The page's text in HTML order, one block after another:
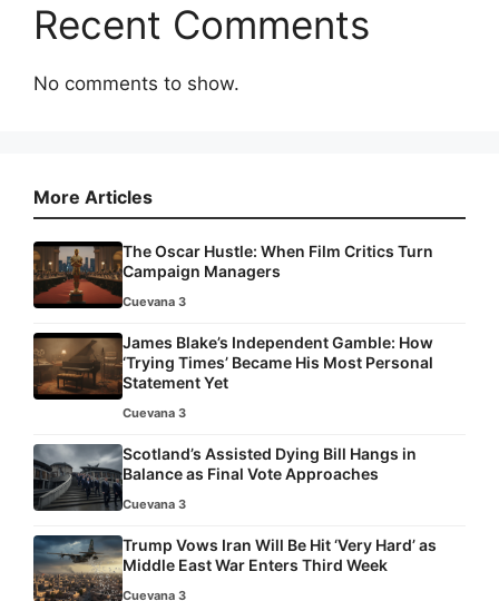
Recent Comments
No comments to show.
More Articles
The Oscar Hustle: When Film Critics Turn
Campaign Managers
Cuevana 3
James Blake’s Independent Gamble: How
‘Trying Times’ Became His Most Personal
Statement Yet
Cuevana 3
Scotland’s Assisted Dying Bill Hangs in
Balance as Final Vote Approaches
Cuevana 3
Trump Vows Iran Will Be Hit ‘Very Hard’ as
Middle East War Enters Third Week
Cuevana 3